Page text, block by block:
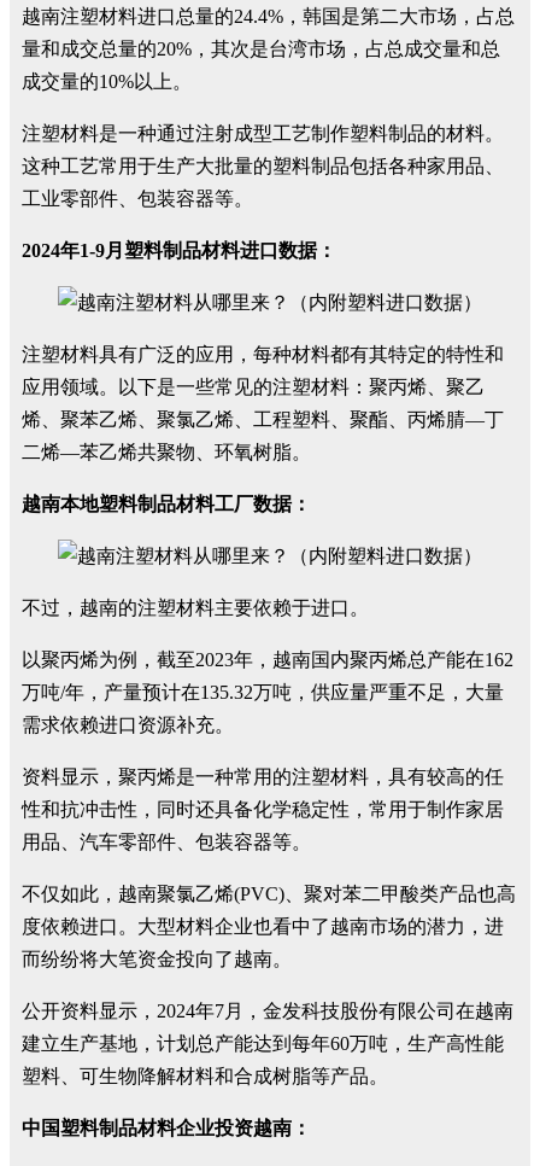
越南注塑材料进口总量的24.4%，韩国是第二大市场，占总
量和成交总量的20%，其次是台湾市场，占总成交量和总
成交量的10%以上。
注塑材料是一种通过注射成型工艺制作塑料制品的材料。
这种工艺常用于生产大批量的塑料制品包括各种家用品、
工业零部件、包装容器等。
2024年1-9月塑料制品材料进口数据：
注塑材料具有广泛的应用，每种材料都有其特定的特性和
应用领域。以下是一些常见的注塑材料：聚丙烯、聚乙
烯、聚苯乙烯、聚氯乙烯、工程塑料、聚酯、丙烯腈—丁
二烯—苯乙烯共聚物、环氧树脂。
越南本地塑料制品材料工厂数据：
不过，越南的注塑材料主要依赖于进口。
以聚丙烯为例，截至2023年，越南国内聚丙烯总产能在162
万吨/年，产量预计在135.32万吨，供应量严重不足，大量
需求依赖进口资源补充。
资料显示，聚丙烯是一种常用的注塑材料，具有较高的任
性和抗冲击性，同时还具备化学稳定性，常用于制作家居
用品、汽车零部件、包装容器等。
不仅如此，越南聚氯乙烯(PVC)、聚对苯二甲酸类产品也高
度依赖进口。大型材料企业也看中了越南市场的潜力，进
而纷纷将大笔资金投向了越南。
公开资料显示，2024年7月，金发科技股份有限公司在越南
建立生产基地，计划总产能达到每年60万吨，生产高性能
塑料、可生物降解材料和合成树脂等产品。
中国塑料制品材料企业投资越南：